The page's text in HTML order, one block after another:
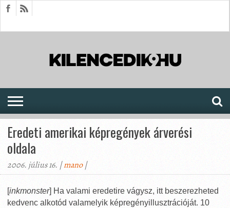
Eredeti amerikai képregények árverési
oldala
2006. július 16. |mano|
[inkmonster] Ha valami eredetire vágysz, itt beszerezheted
kedvenc alkotód valamelyik képregényillusztrációját. 10